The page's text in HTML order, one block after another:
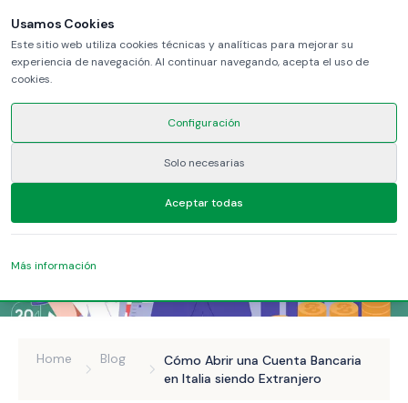
Home Blog
Cómo Abrir una Cuenta Bancaria
en Italia siendo Extranjero
Usamos Cookies
Este sitio web utiliza cookies técnicas y analíticas para mejorar su
experiencia de navegación. Al continuar navegando, acepta el uso de
cookies.
Configuración
Solo necesarias
Aceptar todas
Más información